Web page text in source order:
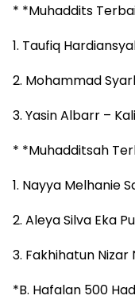
* *Muhaddits
1. Taufiq
2. Mohammad
3. Yasin Albarr –
* *Muhadditsah
1. Nayya Melhanie
2. Aleya Silva Eka
3. Fakhihatun
*B. Hafalan 500